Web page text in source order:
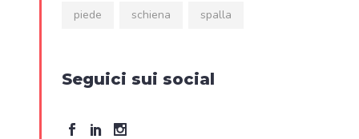
piede schiena spalla
Seguici sui social